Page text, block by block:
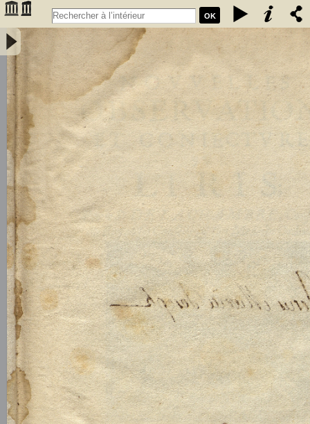
OK
Nouvelles observations et conjectures sur l'iris; par le Sr de La
Chambre,... - Cureau de La Chambre, Marin (1594-1669)